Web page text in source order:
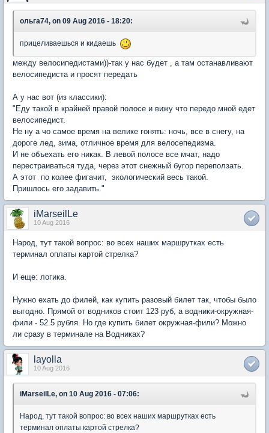
ольга74, on 09 Aug 2016 - 18:20:
прицеливаешься и кидаешь
между велосипедистами))-так у нас будет , а там останавливают
велосипедиста и просят передать
А у нас вот (из классики):
"Еду такой в крайней правой полосе и вижу что передо мной едет
велосипедист.
Не ну а чо самое время на велике гонять: ночь, все в снегу, на
дороге лед, зима, отличное время для велосепедизма.
И не объехать его никак. В левой полосе все мчат, надо
перестраиваться туда, через этот снежный бугор переползать.
А этот по колее фигачит, экологический весь такой.
Пришлось его задавить."
iMarseilLe
10 Aug 2016
Народ, тут такой вопрос: во всех наших маршрутках есть
терминал оплаты картой стрелка?
И еще: логика.
Нужно ехать до филей, как купить разовый билет так, чтобы было
выгодно. Прямой от водников стоит 123 руб, а водники-окружная-
фили - 52.5 рубля. Но где купить билет окружная-фили? Можно
ли сразу в терминале на Водниках?
layolla
10 Aug 2016
iMarseilLe, on 10 Aug 2016 - 07:06:
Народ, тут такой вопрос: во всех наших маршрутках есть
терминал оплаты картой стрелка?